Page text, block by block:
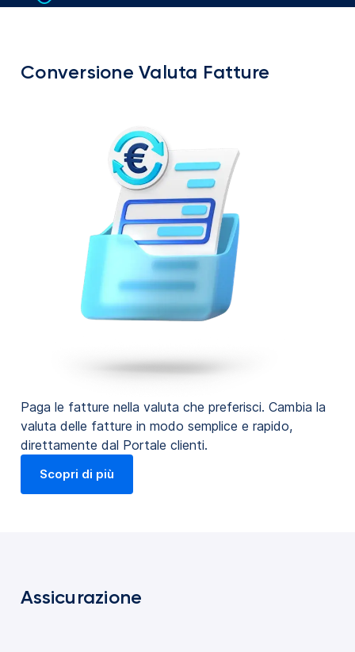
Conversione Valuta Fatture
Paga le fatture nella valuta che preferisci. Cambia la
valuta delle fatture in modo semplice e rapido,
direttamente dal Portale clienti.
Scopri di più
Assicurazione